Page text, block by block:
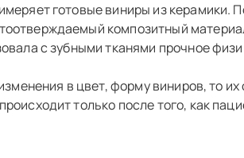
готовые виниры из керамики.
композитный
с зубными тканями прочное
в цвет, форму виниров, то
только после того, как